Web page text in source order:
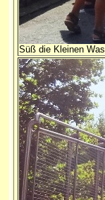
Süß die Kleinen